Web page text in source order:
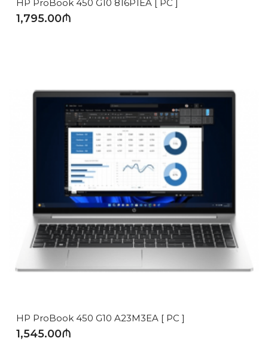
HP ProBook 450 G10 816P1EA [ PC ]
1,795.00₼
HP ProBook 450 G10 A23M3EA [ PC ]
1,545.00₼